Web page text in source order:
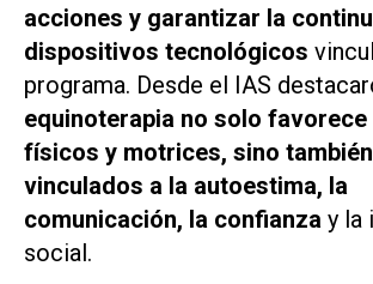
acciones y garantizar la
dispositivos tecnológicos
programa. Desde el IAS
equinoterapia no solo
físicos y motrices, sino
vinculados a la autoestima, la
comunicación, la confianza y la
social.